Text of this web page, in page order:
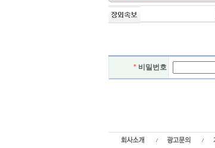
* 비밀번호